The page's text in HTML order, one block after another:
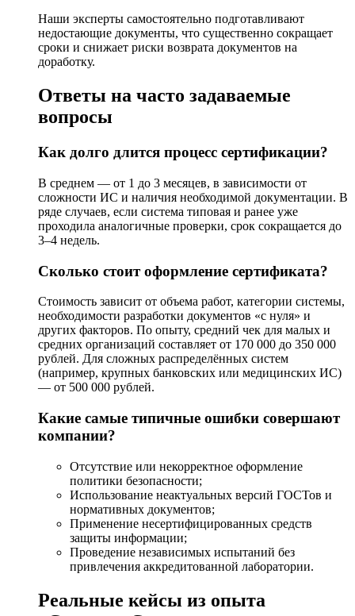
Наши эксперты самостоятельно подготавливают
недостающие документы, что существенно сокращает
сроки и снижает риски возврата документов на
доработку.
Ответы на часто задаваемые
вопросы
Как долго длится процесс сертификации?
В среднем — от 1 до 3 месяцев, в зависимости от
сложности ИС и наличия необходимой документации. В
ряде случаев, если система типовая и ранее уже
проходила аналогичные проверки, срок сокращается до
3–4 недель.
Сколько стоит оформление сертификата?
Стоимость зависит от объема работ, категории системы,
необходимости разработки документов «с нуля» и
других факторов. По опыту, средний чек для малых и
средних организаций составляет от 170 000 до 350 000
рублей. Для сложных распределённых систем
(например, крупных банковских или медицинских ИС)
— от 500 000 рублей.
Какие самые типичные ошибки совершают
компании?
Отсутствие или некорректное оформление
политики безопасности;
Использование неактуальных версий ГОСТов и
нормативных документов;
Применение несертифицированных средств
защиты информации;
Проведение независимых испытаний без
привлечения аккредитованной лаборатории.
Реальные кейсы из опыта